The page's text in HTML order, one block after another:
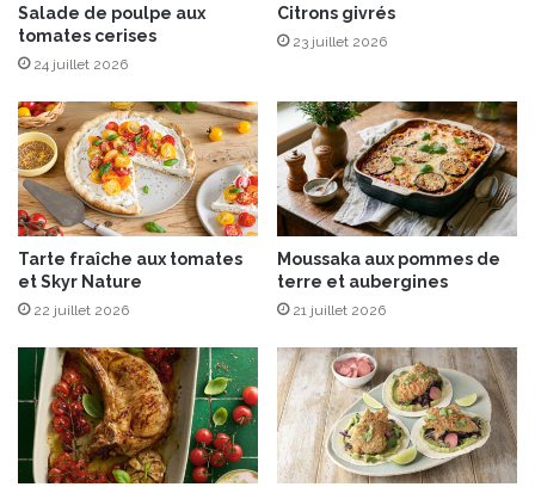
e
t
P
s
t
a
c
h
e
s
f
a
r
n
e
d
e
m
a
s
Salade de poulpe aux
tomates cerises
24 juillet 2026
Citrons givrés
23 juillet 2026
Tarte fraîche aux tomates
et Skyr Nature
22 juillet 2026
Moussaka aux pommes de
terre et aubergines
21 juillet 2026